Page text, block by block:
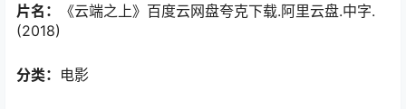
片名：
《云端之上》百度云网盘夸克下载.阿里云盘.中字.
(2018)
分类： 电影